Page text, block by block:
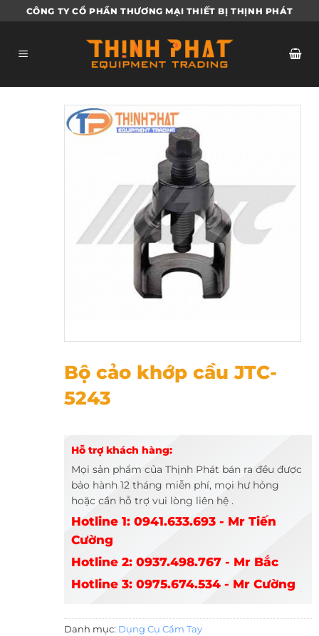
qua
dung
CÔNG TY CỔ PHẦN THƯƠNG MẠI THIẾT BỊ THỊNH PHÁT
Bộ cảo khớp cầu JTC-
5243
Hỗ trợ khách hàng:
Mọi sản phẩm của Thịnh Phát bán ra đều được
bảo hành 12 tháng miễn phí, mọi hư hỏng
hoặc cần hỗ trợ vui lòng liên hệ .
Hotline 1: 0941.633.693 - Mr Tiến
Cường
Hotline 2: 0937.498.767 - Mr Bắc
Hotline 3: 0975.674.534 - Mr Cường
Danh mục: Dụng Cụ Cầm Tay